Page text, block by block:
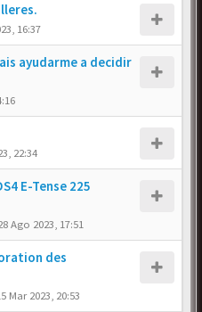
16:37
ayudarme a decidir
22:34
E-Tense 225
Ago 2023, 17:51
des
Mar 2023, 20:53